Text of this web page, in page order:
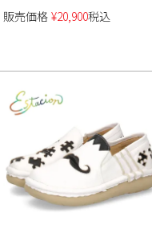
販売価格 ¥20,900税込